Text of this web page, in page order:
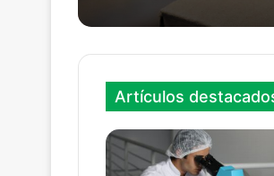
La UdeA
17/06/2026
Artículos